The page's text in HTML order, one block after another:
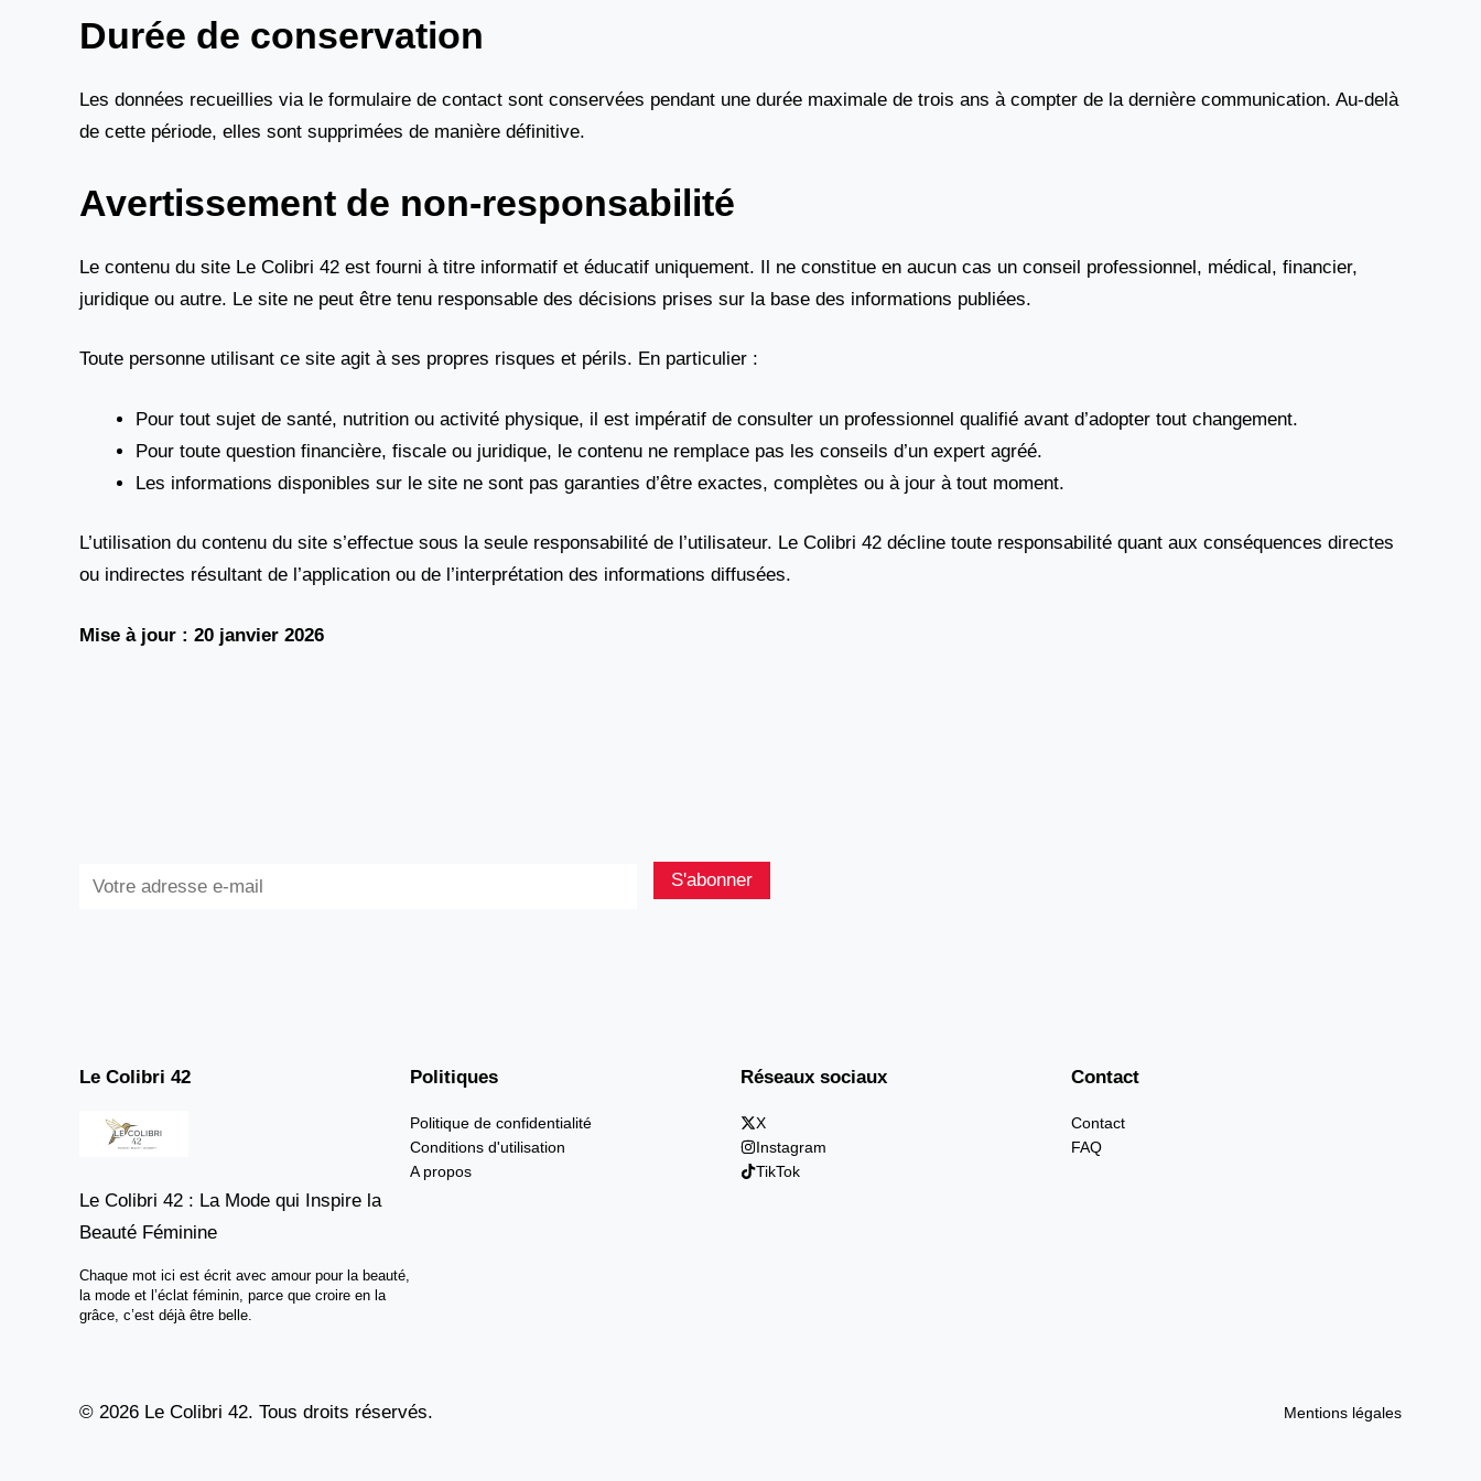
Durée de conservation
Les données recueillies via le formulaire de contact sont conservées pendant une durée maximale de trois ans à compter de la dernière communication. Au-delà
de cette période, elles sont supprimées de manière définitive.
Avertissement de non-responsabilité
Le contenu du site Le Colibri 42 est fourni à titre informatif et éducatif uniquement. Il ne constitue en aucun cas un conseil professionnel, médical, financier,
juridique ou autre. Le site ne peut être tenu responsable des décisions prises sur la base des informations publiées.
Toute personne utilisant ce site agit à ses propres risques et périls. En particulier :
Pour tout sujet de santé, nutrition ou activité physique, il est impératif de consulter un professionnel qualifié avant d’adopter tout changement.
Pour toute question financière, fiscale ou juridique, le contenu ne remplace pas les conseils d’un expert agréé.
Les informations disponibles sur le site ne sont pas garanties d’être exactes, complètes ou à jour à tout moment.
L’utilisation du contenu du site s’effectue sous la seule responsabilité de l’utilisateur. Le Colibri 42 décline toute responsabilité quant aux conséquences directes
ou indirectes résultant de l’application ou de l’interprétation des informations diffusées.
Mise à jour : 20 janvier 2026
S'abonner
Le Colibri 42
Le Colibri 42 : La Mode qui Inspire la
Beauté Féminine
Chaque mot ici est écrit avec amour pour la beauté,
la mode et l’éclat féminin, parce que croire en la
grâce, c’est déjà être belle.
Politiques
Politique de confidentialité
Conditions d'utilisation
A propos
Réseaux sociaux
X
Instagram
TikTok
Contact
Contact
FAQ
© 2026 Le Colibri 42. Tous droits réservés. Mentions légales